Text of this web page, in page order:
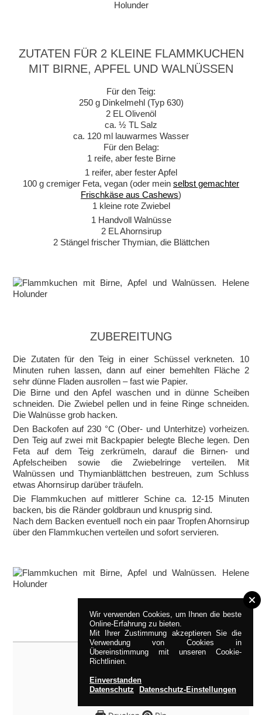
ZUTATEN FÜR 2 KLEINE FLAMMKUCHEN
MIT BIRNE, APFEL UND WALNÜSSEN
Für den Teig:
250 g Dinkelmehl (Typ 630)
2 EL Olivenöl
ca. ½ TL Salz
ca. 120 ml lauwarmes Wasser
Für den Belag:
1 reife, aber feste Birne
1 reifer, aber fester Apfel
100 g cremiger Feta, vegan (oder mein selbst gemachter
Frischkäse aus Cashews)
1 kleine rote Zwiebel
1 Handvoll Walnüsse
2 EL Ahornsirup
2 Stängel frischer Thymian, die Blättchen
ZUBEREITUNG
Die Zutaten für den Teig in einer Schüssel verkneten. 10
Minuten ruhen lassen, dann auf einer bemehlten Fläche 2
sehr dünne Fladen ausrollen – fast wie Papier.
Die Birne und den Apfel waschen und in dünne Scheiben
schneiden. Die Zwiebel pellen und in feine Ringe schneiden.
Die Walnüsse grob hacken.
Den Backofen auf 230 °C (Ober- und Unterhitze) vorheizen.
Den Teig auf zwei mit Backpapier belegte Bleche legen. Den
Feta auf dem Teig zerkrümeln, darauf die Birnen- und
Apfelscheiben sowie die Zwiebelringe verteilen. Mit
Walnüssen und Thymianblättchen bestreuen, zum Schluss
etwas Ahornsirup darüber träufeln.
Die Flammkuchen auf mittlerer Schine ca. 12-15 Minuten
backen, bis die Ränder goldbraun und knusprig sind.
Nach dem Backen eventuell noch ein paar Tropfen Ahornsirup
über den Flammkuchen verteilen und sofort servieren.
Wir verwenden Cookies, um Ihnen die beste
Online-Erfahrung zu bieten.
Mit Ihrer Zustimmung akzeptieren Sie die
Verwendung von Cookies in
Übereinstimmung mit unseren Cookie-
Richtlinien.
Einverstanden
Datenschutz
Datenschutz-Einstellungen